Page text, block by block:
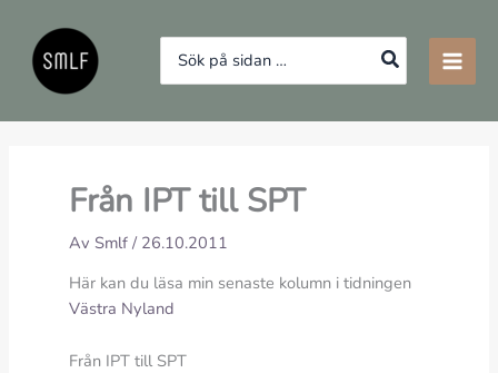
innehåll
Search
for:
Från IPT till SPT
AvSmlf/ 26.10.2011
Här kan du läsa min senaste kolumn i tidningen
Västra Nyland
Från IPT till SPT